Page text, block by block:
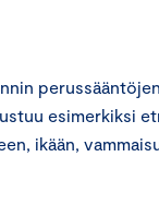
esimerkiksi
ikään,